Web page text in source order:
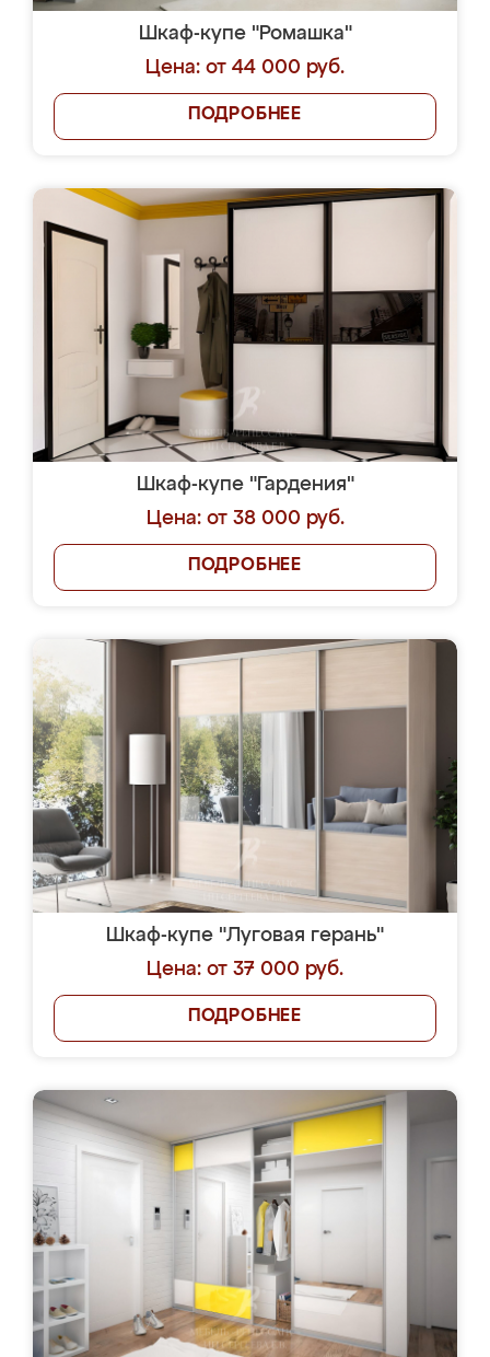
Шкаф-купе "Ромашка"
Цена: от 44 000 руб.
ПОДРОБНЕЕ
Шкаф-купе "Гардения"
Цена: от 38 000 руб.
ПОДРОБНЕЕ
Шкаф-купе "Луговая герань"
Цена: от 37 000 руб.
ПОДРОБНЕЕ